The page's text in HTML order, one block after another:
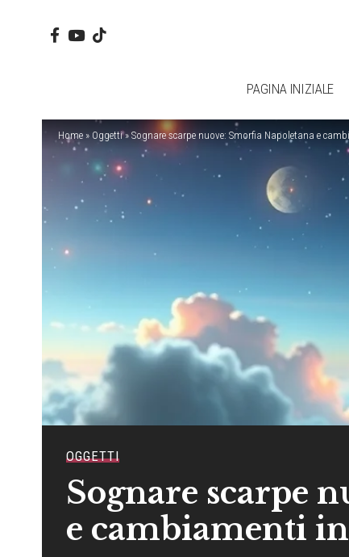
PAGINA INIZIALE
Home » Oggetti» Sognare scarpe nuove: Smorfia Napoletana e
OGGETTI
Sognare scarpe
e cambiamenti